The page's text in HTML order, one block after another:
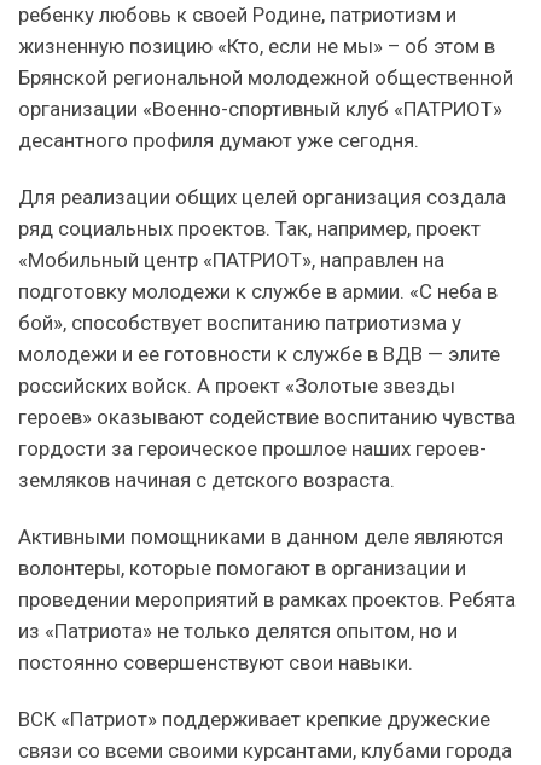
ребенку любовь к своей Родине, патриотизм и
жизненную позицию «Кто, если не мы» – об этом в
Брянской региональной молодежной общественной
организации «Военно-спортивный клуб «ПАТРИОТ»
десантного профиля думают уже сегодня.
Для реализации общих целей организация создала
ряд социальных проектов. Так, например, проект
«Мобильный центр «ПАТРИОТ», направлен на
подготовку молодежи к службе в армии. «С неба в
бой», способствует воспитанию патриотизма у
молодежи и ее готовности к службе в ВДВ — элите
российских войск. А проект «Золотые звезды
героев» оказывают содействие воспитанию чувства
гордости за героическое прошлое наших героев-
земляков начиная с детского возраста.
Активными помощниками в данном деле являются
волонтеры, которые помогают в организации и
проведении мероприятий в рамках проектов. Ребята
из «Патриота» не только делятся опытом, но и
постоянно совершенствуют свои навыки.
ВСК «Патриот» поддерживает крепкие дружеские
связи со всеми своими курсантами, клубами города